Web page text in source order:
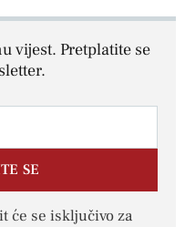
vijest. Pretplatite se
SE
će se isključivo za